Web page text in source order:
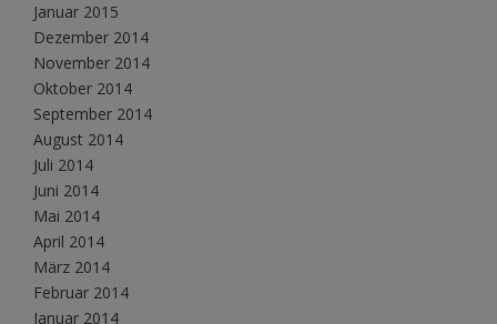
Januar 2015
Dezember 2014
November 2014
Oktober 2014
September 2014
August 2014
Juli 2014
Juni 2014
Mai 2014
April 2014
März 2014
Februar 2014
Januar 2014